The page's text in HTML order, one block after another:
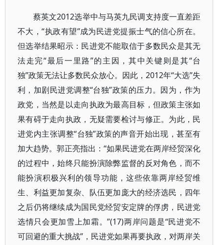
蔡英文2012选举中与马英九民调支持度一直差距
不大，“执政有望”成为民进党提振士气的信心所在。
但选举结果昭示：民进党不能取信于多数民众是其无
法走完“最后一里路”的主因，其中关键则是其“台
独”政策无法让多数民众放心。因此，2012年“大选”失
利，加剧民进党调整“台独”政策的压力。因为，作为
政党，当然是以走向执政为最高目标，但政策主张如
果有碍于走向执政，无疑需要检讨与修正。为此，民
进党内主张调整“台独”政策的声音开始出现，甚至有
加大趋势。郭正亮指出：“如果民进党在两岸经贸深化
的过程中，始终只能扮演除弊监督的反对角色，而不
能扮演积极兴利的领导功能，这些依靠两岸经贸维
生、利益更加复杂、队伍更加庞大的经济选民，四年
之后仍将继续成为国民党经贸安定牌的俘虏，民进党
选情只会更加雪上加霜。”(17)两岸问题是“民进党不
可回避的重大挑战”，民进党如果再要执政，对两岸关